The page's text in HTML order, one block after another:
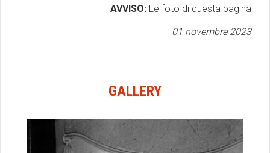
AVVISO: Le foto di questa pagina
01 novembre 2023
GALLERY